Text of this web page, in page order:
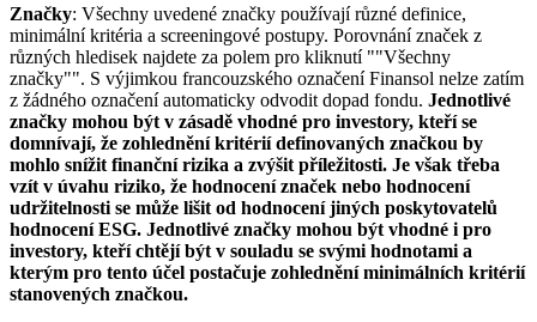
Značky: Všechny uvedené značky používají různé definice,
minimální kritéria a screeningové postupy. Porovnání značek z
různých hledisek najdete za polem pro kliknutí ""Všechny
značky"". S výjimkou francouzského označení Finansol nelze zatím
z žádného označení automaticky odvodit dopad fondu. Jednotlivé
značky mohou být v zásadě vhodné pro investory, kteří se
domnívají, že zohlednění kritérií definovaných značkou by
mohlo snížit finanční rizika a zvýšit příležitosti. Je však třeba
vzít v úvahu riziko, že hodnocení značek nebo hodnocení
udržitelnosti se může lišit od hodnocení jiných poskytovatelů
hodnocení ESG. Jednotlivé značky mohou být vhodné i pro
investory, kteří chtějí být v souladu se svými hodnotami a
kterým pro tento účel postačuje zohlednění minimálních kritérií
stanovených značkou.